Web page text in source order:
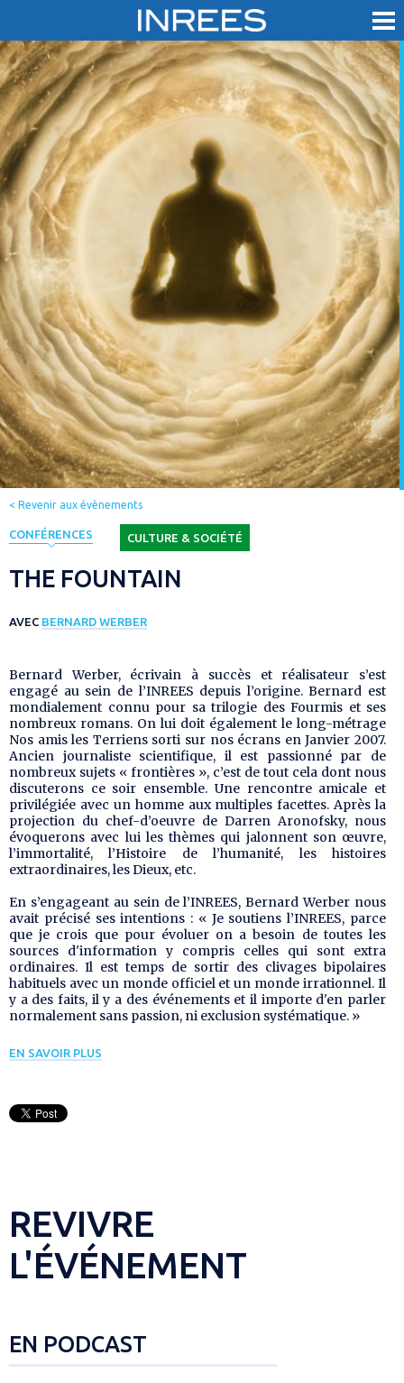
< Revenir aux évènements
CONFÉRENCES CULTURE & SOCIÉTÉ
THE FOUNTAIN
AVEC BERNARD WERBER
Bernard Werber, écrivain à succès et réalisateur s’est
engagé au sein de l’INREES depuis l’origine. Bernard est
mondialement connu pour sa trilogie des Fourmis et ses
nombreux romans. On lui doit également le long-métrage
Nos amis les Terrienssorti sur nos écrans en Janvier 2007.
Ancien journaliste scientifique, il est passionné par de
nombreux sujets « frontières », c’est de tout cela dont nous
discuterons ce soir ensemble. Une rencontre amicale et
privilégiée avec un homme aux multiples facettes. Après la
projection du chef-d’oeuvre de Darren Aronofsky, nous
évoquerons avec lui les thèmes qui jalonnent son œuvre,
l’immortalité, l’Histoire de l’humanité, les histoires
extraordinaires, les Dieux, etc.
En s’engageant au sein de l’INREES, Bernard Werber nous
avait précisé ses intentions : « Je soutiens l’INREES, parce
que je crois que pour évoluer on a besoin de toutes les
sources d'information y compris celles qui sont extra
ordinaires. Il est temps de sortir des clivages bipolaires
habituels avec un monde officiel et un monde irrationnel. Il
y a des faits, il y a des événements et il importe d'en parler
normalement sans passion, ni exclusion systématique. »
EN SAVOIR PLUS
REVIVRE
L'ÉVÉNEMENT
EN PODCAST